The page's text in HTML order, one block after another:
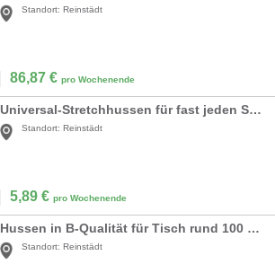
Standort: Reinstädt
86,87 € pro Wochenende
Universal-Stretchhussen für fast jeden Stuhl
Standort: Reinstädt
5,89 € pro Wochenende
Hussen in B-Qualität für Tisch rund 100 cm
Standort: Reinstädt